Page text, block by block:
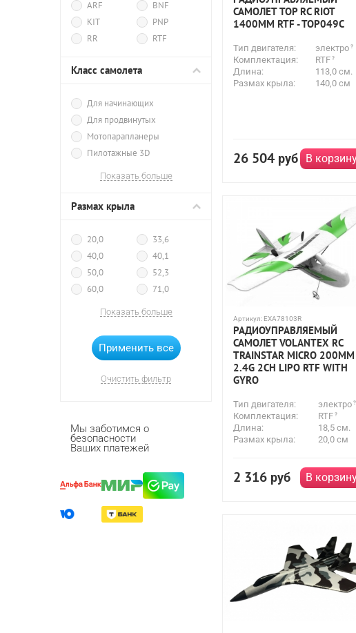
ARF
BNF
KIT
PNP
RR
RTF
Класс самолета
Для начинающих
Для продвинутых
Мотопарапланеры
Пилотажные 3D
Показать больше
Размах крыла
20,0
33,6
40,0
40,1
50,0
52,3
60,0
71,0
94,2
96,5
100,0
110,0
150,0
180,0
200,0
Показать больше
Очистить фильтр
Мы заботимся о
безопасности
Ваших платежей
САМОЛЕТ TOP RC RIOT
1400MM RTF - TOP049C
Тип двигателя:
электро
Комплектация:
RTF
Длина:
113,0 см.
Размах крыла:
140,0 см
26 504 руб В
Артикул: EXA78103R
РАДИОУПРАВЛЯЕМЫЙ
САМОЛЕТ VOLANTEX RC
TRAINSTAR MICRO 200ММ
2.4G 2CH LIPO RTF WITH
GYRO
Тип двигателя:
электро
Комплектация:
RTF
Длина:
18,5 см.
Размах крыла:
20,0 см
2 316 руб В